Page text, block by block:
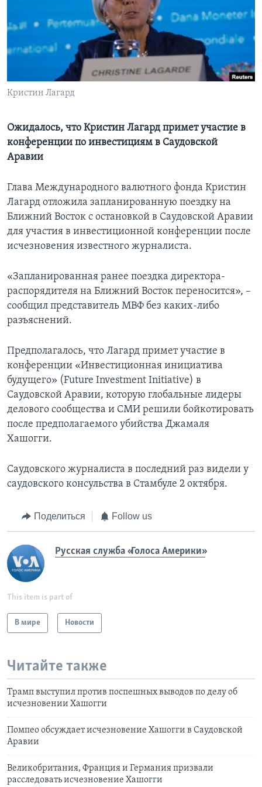
Learning English
СОЦИАЛЬНЫЕ СЕТИ
Кристин Лагард
Ожидалось, что Кристин Лагард примет участие в
конференции по инвестициям в Саудовской
Аравии
Глава Международного валютного фонда Кристин
Лагард отложила запланированную поездку на
Ближний Восток с остановкой в Саудовской Аравии
для участия в инвестиционной конференции после
исчезновения известного журналиста.
«Запланированная ранее поездка директора-
распорядителя на Ближний Восток переносится», –
сообщил представитель МВФ без каких-либо
разъяснений.
Предполагалось, что Лагард примет участие в
конференции «Инвестиционная инициатива
будущего» (Future Investment Initiative) в
Саудовской Аравии, которую глобальные лидеры
делового сообщества и СМИ решили бойкотировать
после предполагаемого убийства Джамаля
Хашогги.
Саудовского журналиста в последний раз видели у
саудовского консульства в Стамбуле 2 октября.
Поделиться Follow us
Русская служба «Голоса Америки»
This item is part of
В мире Новости
Читайте также
Трамп выступил против поспешных выводов по делу об
исчезновении Хашогги
Помпео обсуждает исчезновение Хашогги в Саудовской
Аравии
Великобритания, Франция и Германия призвали
расследовать исчезновение Хашогги